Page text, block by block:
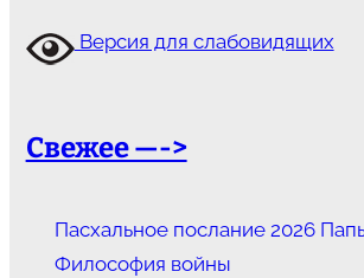
Версия для слабовидящих
Свежее —->
Пасхальное послание 2026
Философия войны